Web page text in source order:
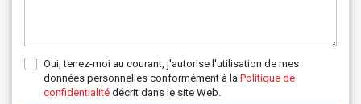
Oui, tenez-moi au courant, j'autorise l'utilisation de mes
données personnelles conformément à la Politique de
confidentialité décrit dans le site Web.